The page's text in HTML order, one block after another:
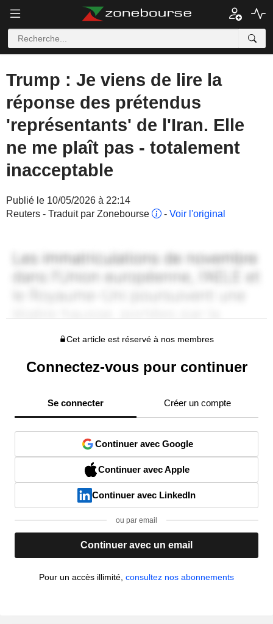
Trump : Je viens de lire la
réponse des prétendus
'représentants' de l'Iran. Elle
ne me plaît pas - totalement
inacceptable
Publié le 10/05/2026 à 22:14
Reuters - Traduit par Zonebourse
- Voir l'original
Cet article est réservé à nos membres
Connectez-vous pour continuer
Se connecter Créer un compte
Continuer avec Google
Continuer avec Apple
Continuer avec LinkedIn
ou par email
Continuer avec un email
Pour un accès illimité, consultez nos abonnements